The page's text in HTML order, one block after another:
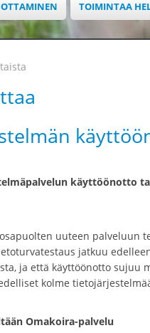
TOIMINTAA
käyttöönotto
uuteen palveluun
jatkuu
ja että käyttöönotto sujuu
kolme
Omakoira-palvelu